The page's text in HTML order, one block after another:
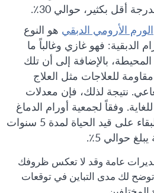
أقل بكثير، حوالي 30٪.
الورم الأرومي الدبقي هو النوع
الدبقية: فهو غازي وغالباً ما
بالإضافة إلى أن تلك
للعلاجات مثل العلاج
نتيجة لذلك، فإن معدلات
وفقاً لجمعية أورام الدماغ
الأمريكية، فإن معدل البقاء على قيد الحياة لمدة 5 سنوات
حوالي 5٪.
عامة وقد لا تعكس ظروفك
توضح لك مدى التباين في توقعات